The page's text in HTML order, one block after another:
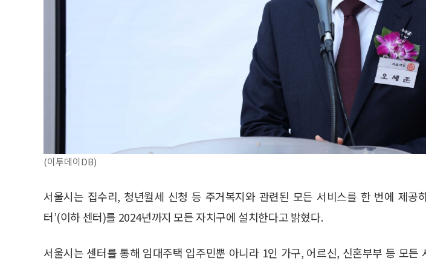
(이투데이DB)
서울시는 집수리, 청년월세 신청 등 주거복지와 관련된 모든 서비스를 한 번에 제공
터’(이하 센터)를 2024년까지 모든 자치구에 설치한다고 밝혔다.
서울시는 센터를 통해 임대주택 입주민뿐 아니라 1인 가구, 어르신, 신혼부부 등 모든